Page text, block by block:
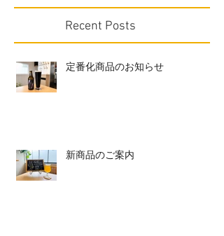
Recent Posts
定番化商品のお知らせ
新商品のご案内